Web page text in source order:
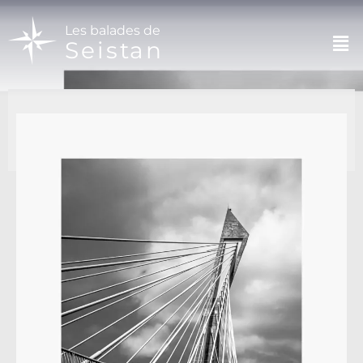
Les balades de
Seistan